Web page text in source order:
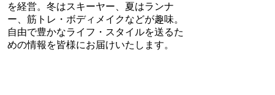
を経営。冬はスキーヤー、夏はランナ
ー、筋トレ・ボディメイクなどが趣味。
自由で豊かなライフ・スタイルを送るた
めの情報を皆様にお届けいたします。